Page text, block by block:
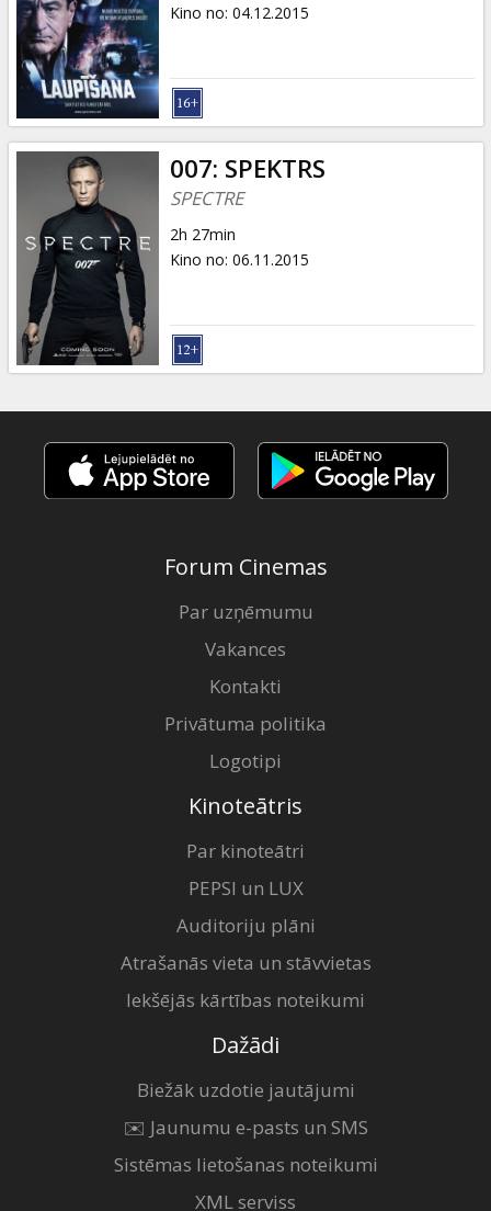
Kino no: 04.12.2015
007: SPEKTRS
SPECTRE
2h 27min
Kino no: 06.11.2015
Forum Cinemas
Par uzņēmumu
Vakances
Kontakti
Privātuma politika
Logotipi
Kinoteātris
Par kinoteātri
PEPSI un LUX
Auditoriju plāni
Atrašanās vieta un stāvvietas
Iekšējās kārtības noteikumi
Dažādi
Biežāk uzdotie jautājumi
✉️ Jaunumu e-pasts un SMS
Sistēmas lietošanas noteikumi
XML serviss